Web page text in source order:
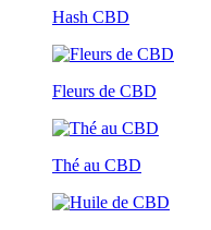
Hash CBD
Fleurs de CBD
Thé au CBD